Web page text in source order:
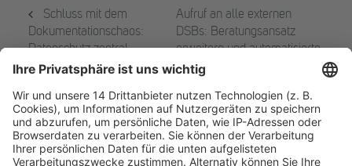
Schluss mit dem
Dokumentationschaos:
Datenschutz zentral
organisieren in der
Aufruf an alle externen
DSBs: Beratungsansatz
erweitern und automatisierte
Löschkonzepte umsetzen